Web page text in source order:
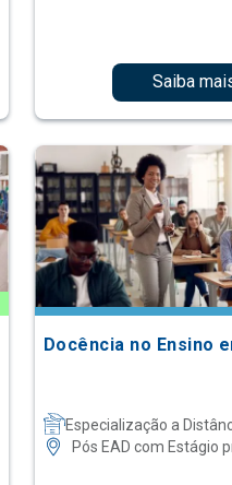
Saiba
Docência no Ensino
Especialização a
Pós EAD com Estágio